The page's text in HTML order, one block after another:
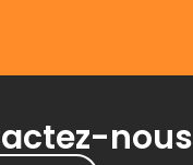
nous